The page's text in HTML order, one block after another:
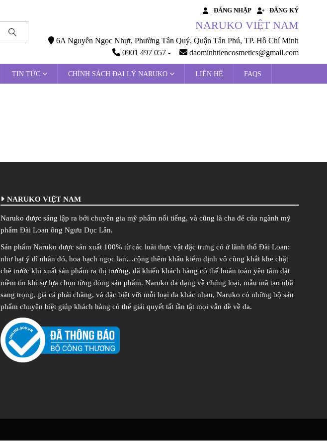
ĐĂNG NHẬP ĐĂNG KÝ
NARUKO VIỆT NAM
6A Nguyễn Ngọc Nhựt, Phường Tân Quý, Quận Tân Phú, TP. Hồ Chí Minh
0901 497 057 -
daominhtiencosmetics@gmail.com
TIN TỨC CHÍNH SÁCH ĐẠI LÝ NARUKO LIÊN HỆ FAQS
NARUKO VIỆT NAM
Naruko được sáng lập ra bởi chuyên gia mỹ phẩm nổi tiếng, và cũng là cha đẻ của ngành mỹ
phẩm Đài Loan ông Ngưu Dục Lân.
Sản phẩm Naruko được sản xuất 100% từ các loài thực vật đặc trưng có ở lãnh thổ Đài Loan:
như hạt ý dĩ nhân đỏ, hoa bạch ngọc lan…cộng thêm khâu kiểm định vô cùng khắt khe chặt
chẽ trước khi xuất sản phẩm ra thị trường, đã khiến khách hàng có thể hoàn toàn yên tâm đặt
niềm tin khi sự lựa chọn từng dòng sản phẩm. Naruko đa dạng về chủng loại, mẫu mã tao nhã
sang trọng, giá cả phải chăng, và đặc biệt vỡi mỗi loại da khác nhau, Naruko có những bộ sản
phẩm chuyên biệt giúp khách hàng có thể giải quyết tất tần tật mọi vẫn đề về da.